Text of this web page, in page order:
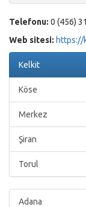
Telefonu: 0 (456)
Web sitesi: https://
Kelkit
Köse
Merkez
Şiran
Torul
Adana